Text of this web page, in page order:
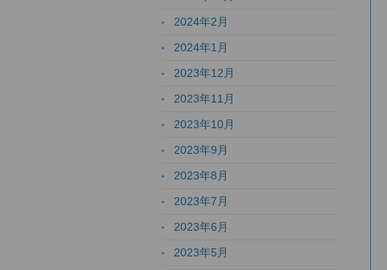
2024年2月
2024年1月
2023年12月
2023年11月
2023年10月
2023年9月
2023年8月
2023年7月
2023年6月
2023年5月